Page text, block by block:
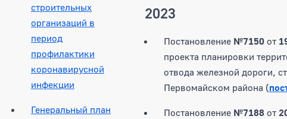
строительных
организаций в
период
профилактики
коронавирусной
инфекции
Генеральный план
2023
Постановление№7150от
проекта планировки
отвода железной дороги,
Первомайском района (
Постановление№7188от